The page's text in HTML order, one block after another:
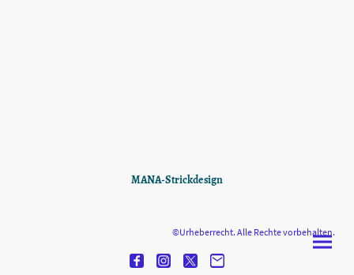
MANA-Strickdesign
©Urheberrecht. Alle Rechte vorbehalten.